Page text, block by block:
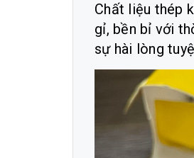
Chất liệu thép
gỉ, bền bỉ với
sự hài lòng